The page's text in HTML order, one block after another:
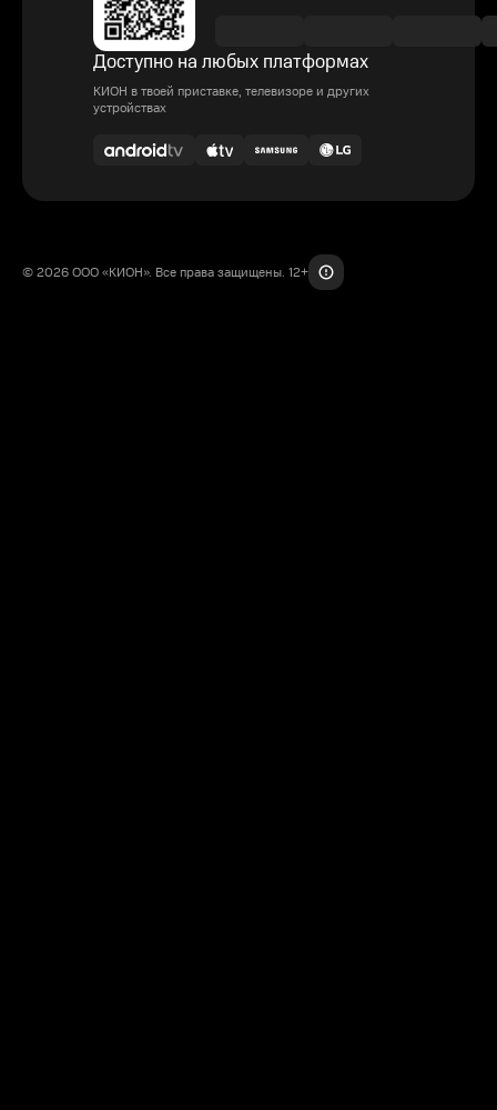
Доступно на любых платформах
КИОН в твоей приставке, телевизоре и других
устройствах
© 2026 ООО «КИОН». Все права защищены. 12+